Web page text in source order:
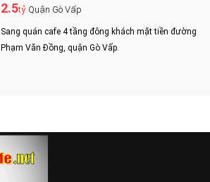
2.5tỷ Quận Gò Vấp
Sang quán cafe 4 tầng đông khách mặt tiền đường
Phạm Văn Đồng, quận Gò Vấp.